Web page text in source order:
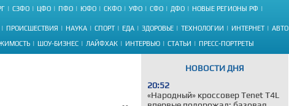
СЗФО ЦФО ПФО ЮФО СКФО УФО СФО ДФО НОВЫЕ РЕГИОНЫ РФ
ПРОИСШЕСТВИЯ НАУКА СПОРТ ЕДА ЗДОРОВЬЕ ТЕХНОЛОГИИ ИНТЕРНЕТ АВТО
ШОУ-БИЗНЕС ЛАЙФХАК ИНТЕРВЬЮ СТАТЬИ ПРЕСС-ПОРТРЕТЫ
НОВОСТИ ДНЯ
20:52
«Народный» кроссовер Tenet T4L